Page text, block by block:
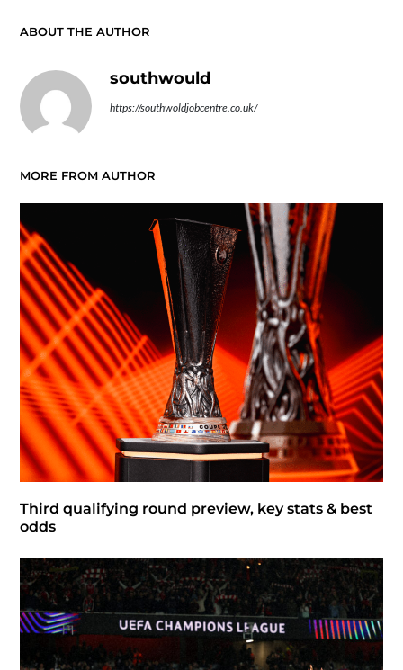
ABOUT THE AUTHOR
southwould
https://southwoldjobcentre.co.uk/
MORE FROM AUTHOR
Third qualifying round preview, key stats & best
odds